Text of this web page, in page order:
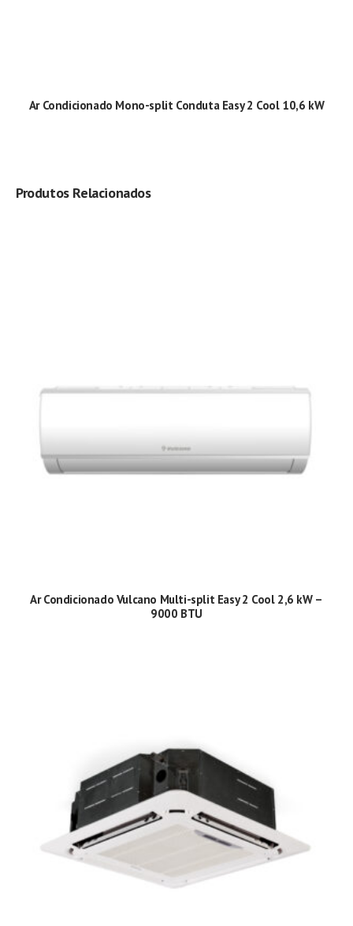
Ar Condicionado Mono-split Conduta Easy 2 Cool 10,6 kW
Produtos Relacionados
Ar Condicionado Vulcano Multi-split Easy 2 Cool 2,6 kW –
9000 BTU